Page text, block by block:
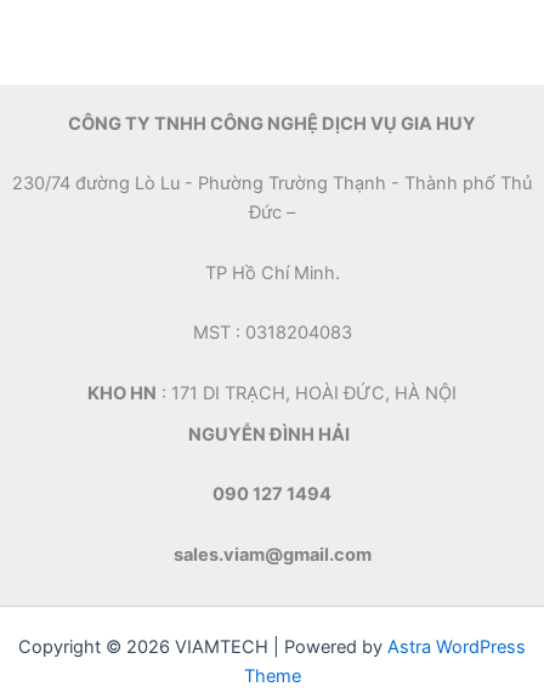
CÔNG TY TNHH CÔNG NGHỆ DỊCH VỤ GIA HUY
230/74 đường Lò Lu - Phường Trường Thạnh - Thành phố Thủ
Đức –
TP Hồ Chí Minh.
MST : 0318204083
KHO HN : 171 DI TRẠCH, HOÀI ĐỨC, HÀ NỘI
NGUYỄN ĐÌNH HẢI
090 127 1494
sales.viam@gmail.com
Copyright © 2026 VIAMTECH | Powered by Astra WordPress
Theme